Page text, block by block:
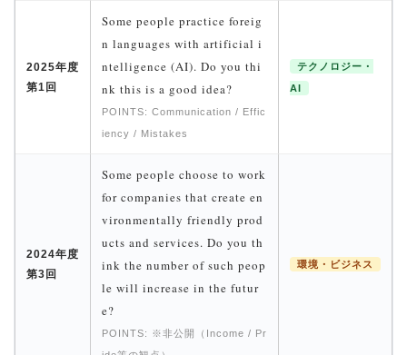
2025年度
第1回
Some people practice foreig
n languages with artificial i
ntelligence (AI). Do you thi
nk this is a good idea?
POINTS: Communication / Effic
iency / Mistakes
テクノロジー・
AI
2024年度
第3回
Some people choose to work
for companies that create en
vironmentally friendly prod
ucts and services. Do you th
ink the number of such peop
le will increase in the futur
e?
POINTS: ※非公開（Income / Pr
環境・ビジネス